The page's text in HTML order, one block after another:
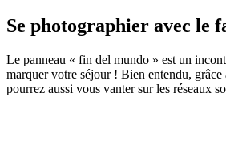
Se photographier avec le
Le panneau « fin del mundo » est un
marquer votre séjour ! Bien entendu, grâce
pourrez aussi vous vanter sur les réseaux